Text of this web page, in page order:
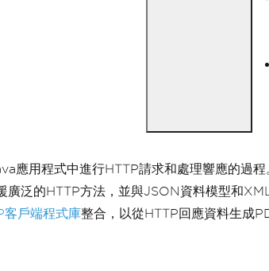
應用程式中進行HTTP請求和處理響應的
泛的HTTP方法，並與JSON資料模型和
戶端程式庫整合，以從HTTP回應資料生成